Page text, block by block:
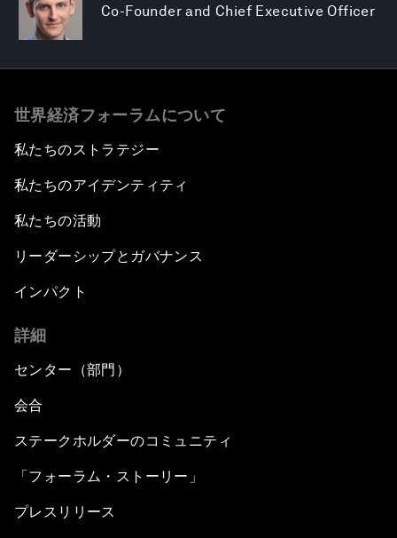
Co-Founder and Chief Executive Officer
世界経済フォーラムについて
私たちのストラテジー
私たちのアイデンティティ
私たちの活動
リーダーシップとガバナンス
インパクト
詳細
センター（部門）
会合
ステークホルダーのコミュニティ
「フォーラム・ストーリー」
プレスリリース